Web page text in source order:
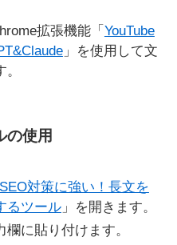
拡張機能「 YouTube
」を使用して文
の使用
SEO対策に強い！長文を
るツール」を開きます。
に貼り付けます。